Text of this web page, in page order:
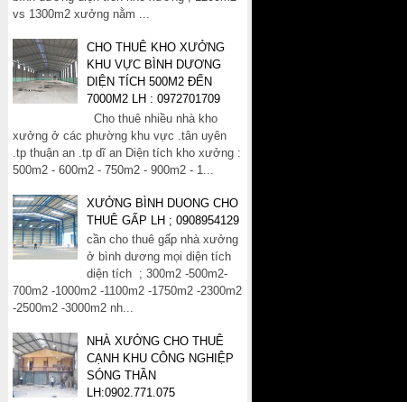
vs 1300m2 xưởng nằm ...
CHO THUÊ KHO XƯỞNG
KHU VỰC BÌNH DƯƠNG
DIỆN TÍCH 500M2 ĐẾN
7000M2 LH : 0972701709
Cho thuê nhiều nhà kho
xưởng ở các phường khu vực .tân uyên
.tp thuận an .tp dĩ an Diện tích kho xưởng :
500m2 - 600m2 - 750m2 - 900m2 - 1...
XƯỞNG BÌNH DUONG CHO
THUÊ GẤP LH ; 0908954129
cần cho thuê gấp nhà xưởng
ở bình dương mọi diện tích
diện tích ; 300m2 -500m2-
700m2 -1000m2 -1100m2 -1750m2 -2300m2
-2500m2 -3000m2 nh...
NHÀ XƯỞNG CHO THUÊ
CẠNH KHU CÔNG NGHIỆP
SÓNG THẦN
LH:0902.771.075